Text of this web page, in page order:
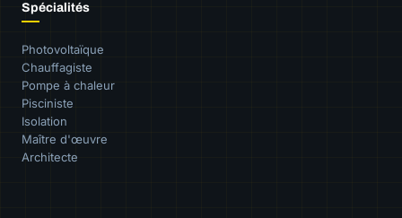
Spécialités
Photovoltaïque
Chauffagiste
Pompe à chaleur
Pisciniste
Isolation
Maître d'œuvre
Architecte